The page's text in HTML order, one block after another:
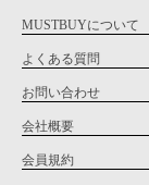
MUSTBUYについて
よくある質問
お問い合わせ
会社概要
会員規約